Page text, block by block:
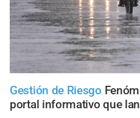
Gestión de Riesgo
portal informativo que